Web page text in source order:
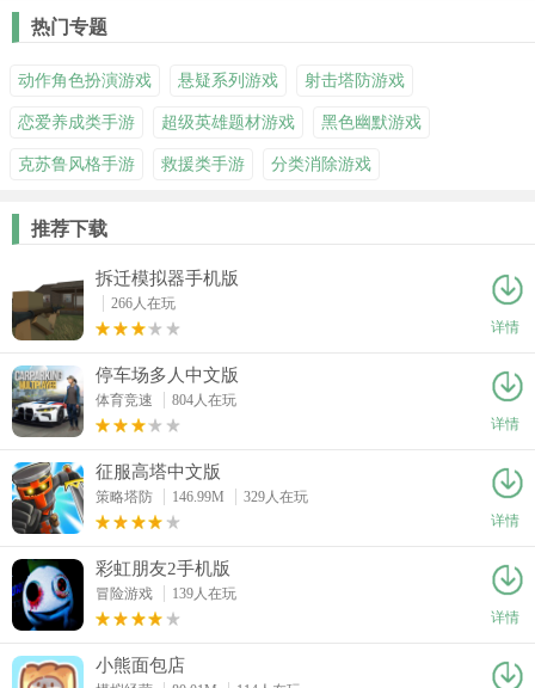
热门专题
动作角色扮演游戏 悬疑系列游戏 射击塔防游戏
恋爱养成类手游 超级英雄题材游戏 黑色幽默游戏
克苏鲁风格手游 救援类手游 分类消除游戏
推荐下载
拆迁模拟器手机版
266人在玩
详情
停车场多人中文版
体育竞速
804人在玩
详情
征服高塔中文版
策略塔防 146.99M
329人在玩
详情
彩虹朋友2手机版
冒险游戏
139人在玩
详情
小熊面包店